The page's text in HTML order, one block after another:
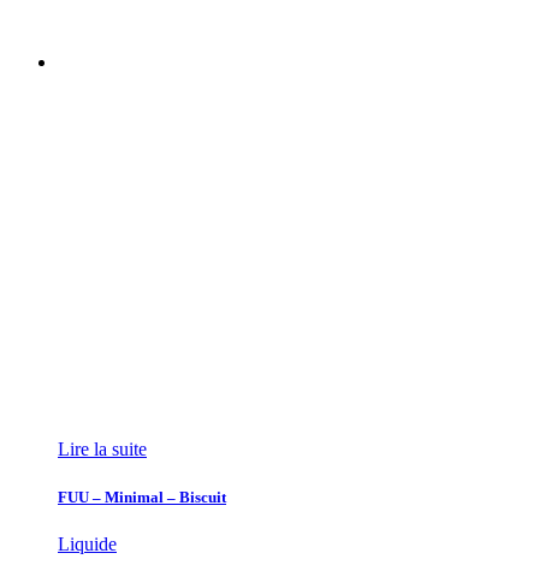
Lire la suite
FUU – Minimal – Biscuit
Liquide